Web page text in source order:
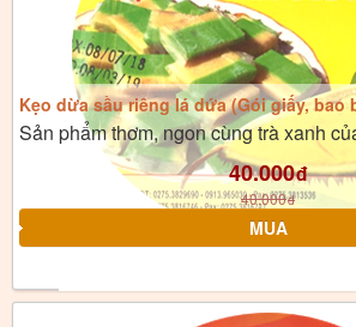
Kẹo dừa sầu riêng lá dứa (Gói giấy, bao
Sản phẩm thơm, ngon cùng trà xanh
40.000đ
40.000đ